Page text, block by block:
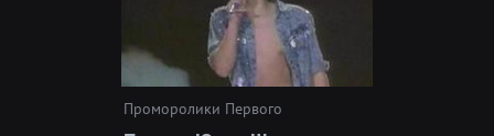
Проморолики Первого